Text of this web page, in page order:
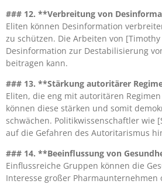
### 12. **Verbreitung von
Eliten können Desinformation
zu schützen. Die Arbeiten von
Desinformation zur Destabilisierung
beitragen kann.
### 13. **Stärkung autoritärer
Eliten, die eng mit autoritären
können diese stärken und somit
schwächen. Politikwissenschaftler wie
auf die Gefahren des Autoritarismus
### 14. **Beeinflussung von
Einflussreiche Gruppen können die
Interesse großer Pharmaunternehmen